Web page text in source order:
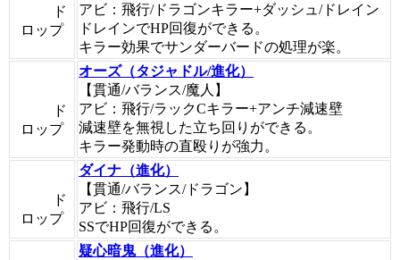
ド
ロップ
アビ：飛行/ドラゴンキラー+ダッシュ/ドレイン
ドレインでHP回復ができる。
キラー効果でサンダーバードの処理が楽。
ド
ロップ
オーズ（タジャドル/進化）
【貫通/バランス/魔人】
アビ：飛行/ラックCキラー+アンチ減速壁
減速壁を無視した立ち回りができる。
キラー発動時の直殴りが強力。
ド
ロップ
ダイナ（進化）
【貫通/バランス/ドラゴン】
アビ：飛行/LS
SSでHP回復ができる。
疑心暗鬼（進化）